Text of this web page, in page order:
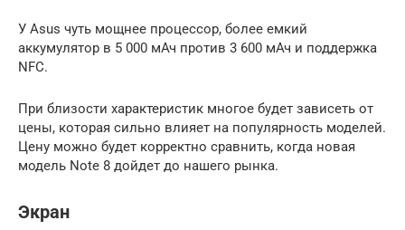
У Asus чуть мощнее процессор, более емкий
аккумулятор в 5 000 мАч против 3 600 мАч и поддержка
NFC.
При близости характеристик многое будет зависеть от
цены, которая сильно влияет на популярность моделей.
Цену можно будет корректно сравнить, когда новая
модель Note 8 дойдет до нашего рынка.
Экран